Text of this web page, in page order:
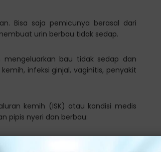
Bisa saja pemicunya berasal dari
urin berbau tidak sedap.
bau tidak sedap dan
infeksi ginjal, vaginitis, penyakit
kemih (ISK) atau kondisi medis
pipis nyeri dan berbau: